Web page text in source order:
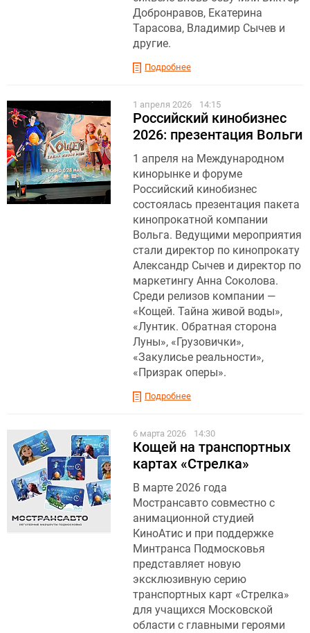
Добронравов, Екатерина
Тарасова, Владимир Сычев и
другие.
Подробнее
1 апреля 2026 14:15
Российский кинобизнес
2026: презентация Вольги
1 апреля на Международном
кинорынке и форуме
Российский кинобизнес
состоялась презентация пакета
кинопрокатной компании
Вольга. Ведущими мероприятия
стали директор по кинопрокату
Александр Сычев и директор по
маркетингу Анна Соколова.
Среди релизов компании —
«Кощей. Тайна живой воды»,
«Лунтик. Обратная сторона
Луны», «Грузовички»,
«Закулисье реальности»,
«Призрак оперы».
Подробнее
6 марта 2026 14:30
Кощей на транспортных
картах «Стрелка»
В марте 2026 года
Мострансавто совместно с
анимационной студией
КиноАтис и при поддержке
Минтранса Подмосковья
представляет новую
эксклюзивную серию
транспортных карт «Стрелка»
для учащихся Московской
области с главными героями